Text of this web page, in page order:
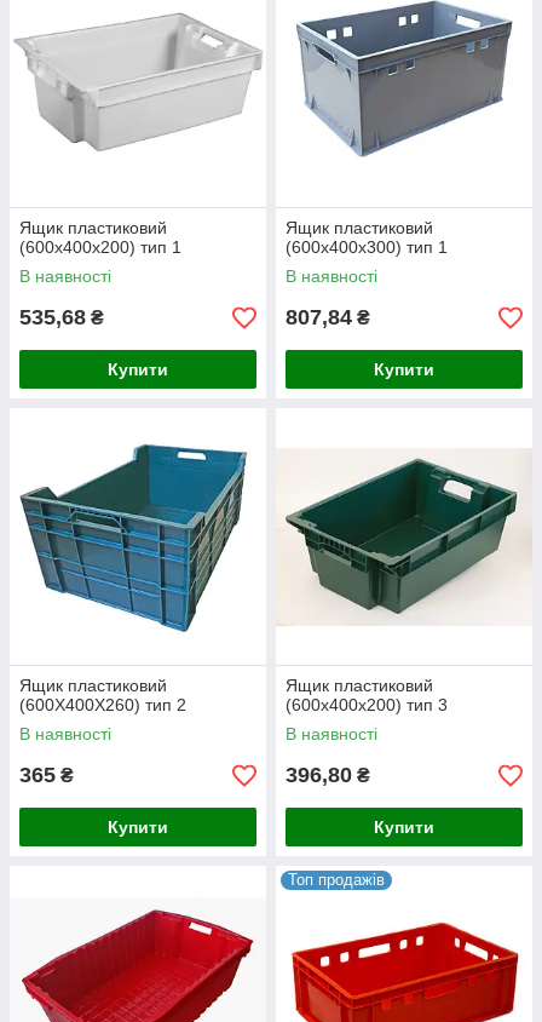
Ящик пластиковий
(600х400х200) тип 1
В наявності
535,68 ₴
Купити
Ящик пластиковий
(600х400х300) тип 1
В наявності
807,84 ₴
Купити
Ящик пластиковий
(600X400X260) тип 2
В наявності
365 ₴
Купити
Ящик пластиковий
(600x400x200) тип 3
В наявності
396,80 ₴
Купити
Топ продажів